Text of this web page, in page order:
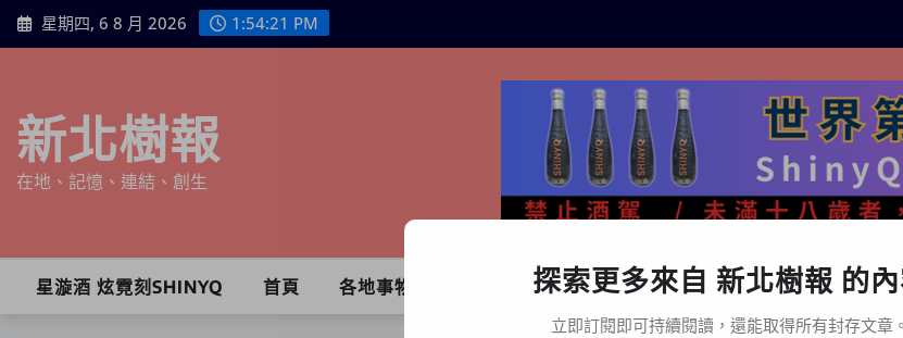
Skip
to
星期四, 6 8 月 2026 1:54:23 PM
新北樹報
在地、記憶、連結、創生
星漩酒 炫霓刻SHINYQ 首頁 各地事物 生活百態 關於樹報 星漩酒哪裡買｜官方
探索更多來自 新北樹報 的
立即訂閱即可持續閱讀，還能取得所有封存文章。